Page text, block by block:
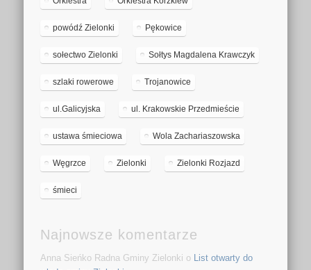
powódź Zielonki Pękowice
sołectwo Zielonki Sołtys Magdalena Krawczyk
szlaki rowerowe Trojanowice
ul.Galicyjska ul. Krakowskie Przedmieście
ustawa śmieciowa Wola Zachariaszowska
Węgrzce Zielonki Zielonki Rozjazd
śmieci
Najnowsze komentarze
Anna Sieńko Radna Gminy Zielonki o
List otwarty do